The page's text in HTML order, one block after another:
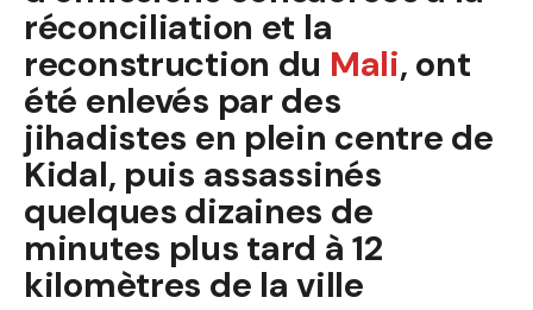
réconciliation et la
reconstruction du Mali, ont
été enlevés par des
jihadistes en plein centre de
Kidal, puis assassinés
quelques dizaines de
minutes plus tard à 12
kilomètres de la ville